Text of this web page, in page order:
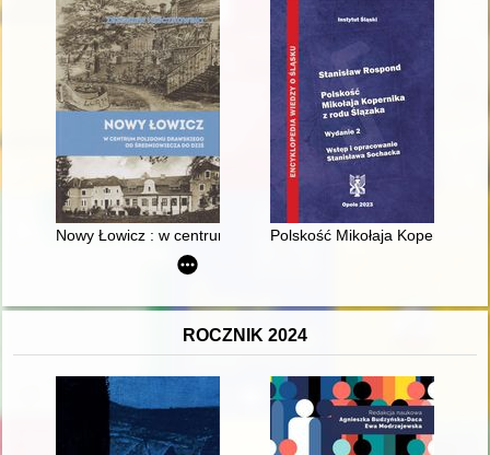
Nowy Łowicz : w centrum poligonu drawskiego od
Polskość Mikołaja Kopernika z
ROCZNIK 2024